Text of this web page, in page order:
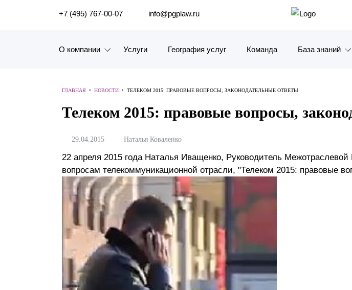
ПОИСК ПО САЙТУ
+7 (495) 767-00-07 info@pgplaw.ru
О компании
Новости
Карьера
История компании
Почему «Пепеляев Групп»?
Обращение Управляющего
Партнера
Услуги География услуг Команда База знаний
Книги
ГЛАВНАЯ • НОВОСТИ • ТЕЛЕКОМ 2015: ПРАВОВЫЕ ВОПРОСЫ, ЗАКОНОДАТЕЛЬНЫЕ ОТВЕТЫ
Телеком 2015: правовые вопросы,
29.04.2015 Наталья Коваленко
22 апреля 2015 года Наталья Иващенко, Руководитель
вопросам телекоммуникационной отрасли, "Телеком 2015: правовые